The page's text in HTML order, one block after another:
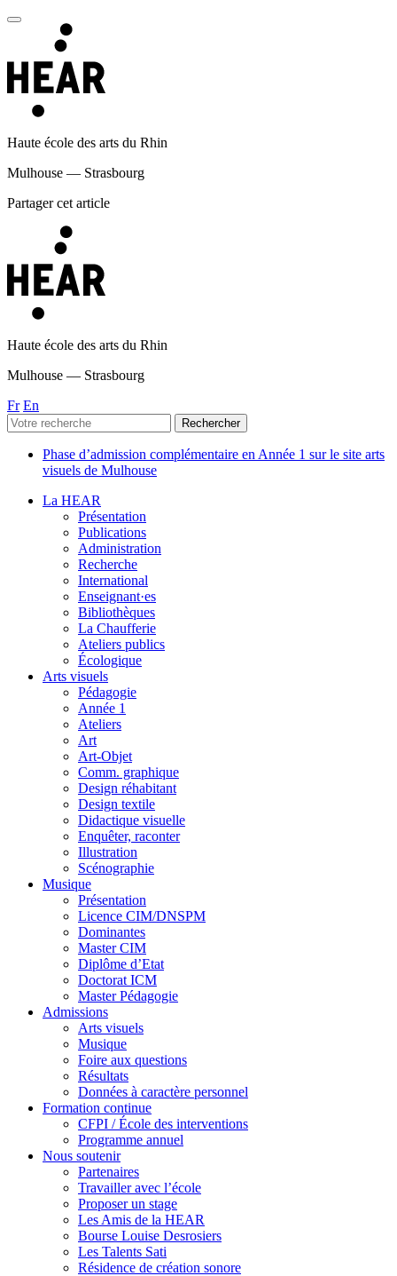
Haute école des arts du Rhin
Mulhouse — Strasbourg
Partager cet article
Haute école des arts du Rhin
Mulhouse — Strasbourg
Fr En
Phase d’admission complémentaire en Année 1 sur le site arts
visuels de Mulhouse
La HEAR
Présentation
Publications
Administration
Recherche
International
Enseignant·es
Bibliothèques
La Chaufferie
Ateliers publics
Écologique
Arts visuels
Pédagogie
Année 1
Ateliers
Art
Art-Objet
Comm. graphique
Design réhabitant
Design textile
Didactique visuelle
Enquêter, raconter
Illustration
Scénographie
Musique
Présentation
Licence CIM/DNSPM
Dominantes
Master CIM
Diplôme d’Etat
Doctorat ICM
Master Pédagogie
Admissions
Arts visuels
Musique
Foire aux questions
Résultats
Données à caractère personnel
Formation continue
CFPI / École des interventions
Programme annuel
Nous soutenir
Partenaires
Travailler avec l’école
Proposer un stage
Les Amis de la HEAR
Bourse Louise Desrosiers
Les Talents Sati
Résidence de création sonore